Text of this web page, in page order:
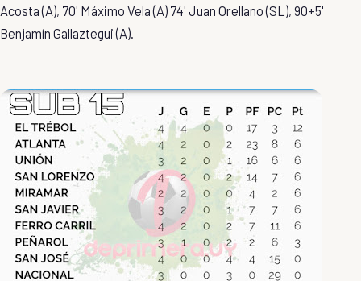
Acosta (A), 70' Máximo Vela (A) 74' Juan Orellano (SL), 90+5'
Benjamín Gallaztegui (A).